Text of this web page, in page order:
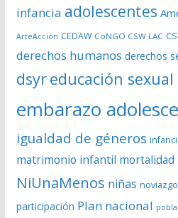
e
o
infancia adolescentes
ArteAcción CEDAW CoNGO CSW LAC
derechos humanos derechos
dsyreducación
embarazo
igualdad de géneros
matrimonio infantil mortalidad
NiUnaMenos niñas
participación Plan nacional